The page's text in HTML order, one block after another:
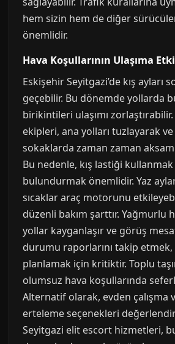
hem sizin hem de diğer
önemlidir.
Hava Koşullarının Ulaşıma
Eskişehir Seyitgazi’de kış ayları
geçebilir. Bu dönemde yollarda
birikintileri ulaşımı
ekipleri, ana yolları tuzlayarak
sokaklarda zaman zaman
Bu nedenle, kış lastiği
bulundurmak önemlidir. Yaz
sıcaklar araç motorunu
düzenli bakım şarttır. Yağmurlu
yollar kayganlaşır ve görüş
durumu raporlarını takip
planlamak için kritiktir. Toplu
olumsuz hava koşullarında
Alternatif olarak, evden çalışma
erteleme seçenekleri
Seyitgazi elit escort hizmetleri,